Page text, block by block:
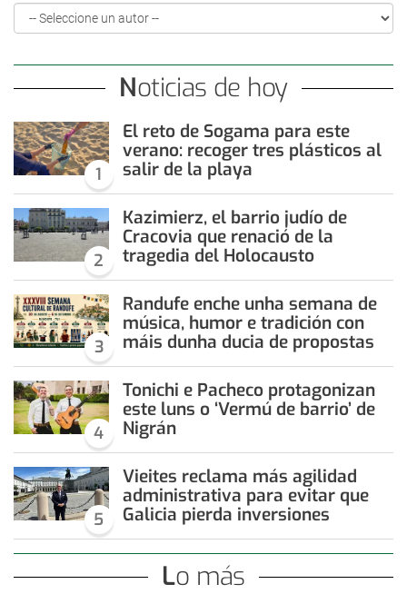
Noticias de hoy
1
El reto de Sogama para este
verano: recoger tres plásticos al
salir de la playa
2
Kazimierz, el barrio judío de
Cracovia que renació de la
tragedia del Holocausto
3
Randufe enche unha semana de
música, humor e tradición con
máis dunha ducia de propostas
4
Tonichi e Pacheco protagonizan
este luns o ‘Vermú de barrio’ de
Nigrán
5
Vieites reclama más agilidad
administrativa para evitar que
Galicia pierda inversiones
Lo más